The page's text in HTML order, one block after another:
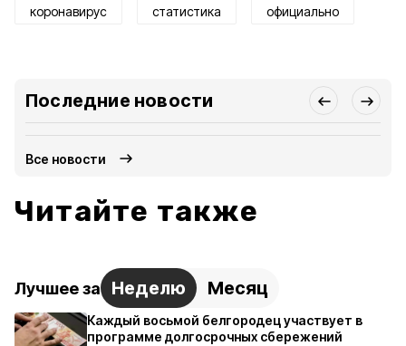
коронавирус статистика официально
Последние новости
Все новости
Читайте также
Лучшее за Неделю Месяц
Каждый восьмой белгородец участвует в
программе долгосрочных сбережений